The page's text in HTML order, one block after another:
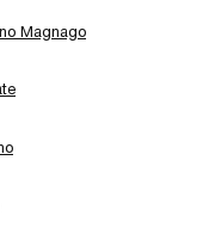
Magnago